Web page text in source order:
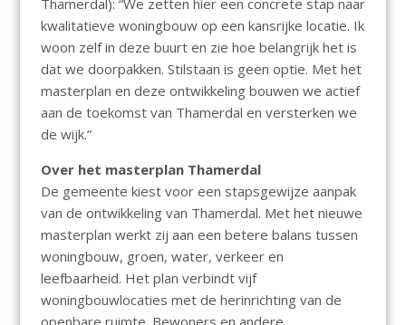
Thamerdal): “We zetten hier een concrete stap naar
kwalitatieve woningbouw op een kansrijke locatie. Ik
woon zelf in deze buurt en zie hoe belangrijk het is
dat we doorpakken. Stilstaan is geen optie. Met het
masterplan en deze ontwikkeling bouwen we actief
aan de toekomst van Thamerdal en versterken we
de wijk.”
Over het masterplan Thamerdal
De gemeente kiest voor een stapsgewijze aanpak
van de ontwikkeling van Thamerdal. Met het nieuwe
masterplan werkt zij aan een betere balans tussen
woningbouw, groen, water, verkeer en
leefbaarheid. Het plan verbindt vijf
woningbouwlocaties met de herinrichting van de